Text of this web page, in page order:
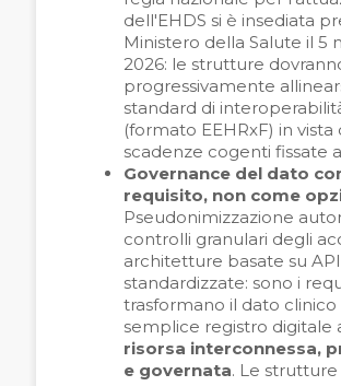
dell'EHDS si è insediata
Ministero della Salute il 5
2026: le strutture
progressivamente
standard di
(formato EEHRxF) in vista
scadenze cogenti fissate
Governance del dato
requisito, non come
Pseudonimizzazione
controlli granulari degli
architetture basate su API
standardizzate: sono i
trasformano il dato clinico
semplice registro digitale
risorsa interconnessa,
e governata. Le strutture